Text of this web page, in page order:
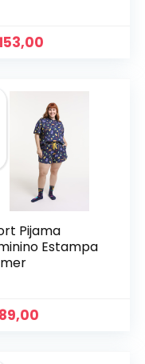
Pijama
Estampa
89,00